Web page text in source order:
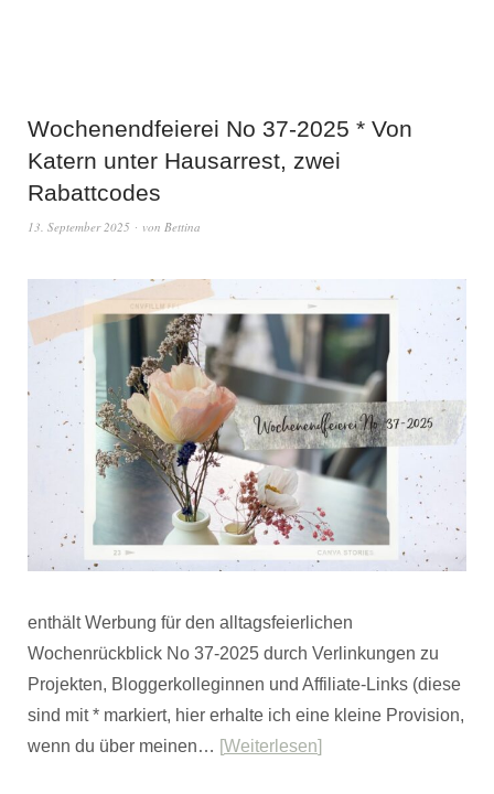
Wochenendfeierei No 37-2025 * Von
Katern unter Hausarrest, zwei
Rabattcodes
13. September 2025 von Bettina
enthält Werbung für den alltagsfeierlichen
Wochenrückblick No 37-2025 durch Verlinkungen zu
Projekten, Bloggerkolleginnen und Affiliate-Links (diese
sind mit * markiert, hier erhalte ich eine kleine Provision,
wenn du über meinen… Weiterlesen